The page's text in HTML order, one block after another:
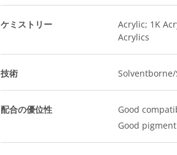
ケミストリー
Acrylic; 1K
Acrylics
技術
配合の優位性
Good
Good